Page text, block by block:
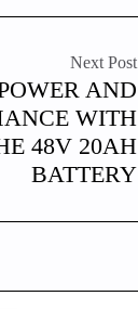
Next Post
AND
WITH
48V 20AH
BATTERY